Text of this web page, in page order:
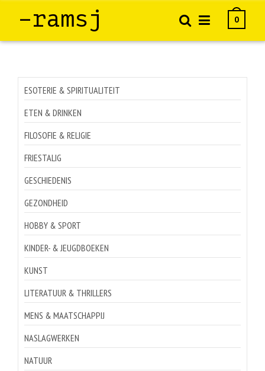
–ramsj 0
ESOTERIE & SPIRITUALITEIT
ETEN & DRINKEN
FILOSOFIE & RELIGIE
FRIESTALIG
GESCHIEDENIS
GEZONDHEID
HOBBY & SPORT
KINDER- & JEUGDBOEKEN
KUNST
LITERATUUR & THRILLERS
MENS & MAATSCHAPPIJ
NASLAGWERKEN
NATUUR